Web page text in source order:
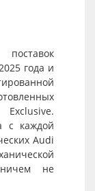
года и
с каждой
Audi
не